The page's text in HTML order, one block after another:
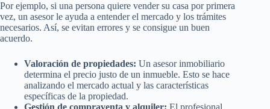
Por ejemplo, si una persona quiere vender su casa por primera
vez, un asesor le ayuda a entender el mercado y los trámites
necesarios. Así, se evitan errores y se consigue un buen
acuerdo.
Valoración de propiedades: Un asesor inmobiliario
determina el precio justo de un inmueble. Esto se hace
analizando el mercado actual y las características
específicas de la propiedad.
Gestión de compraventa y alquiler: El profesional